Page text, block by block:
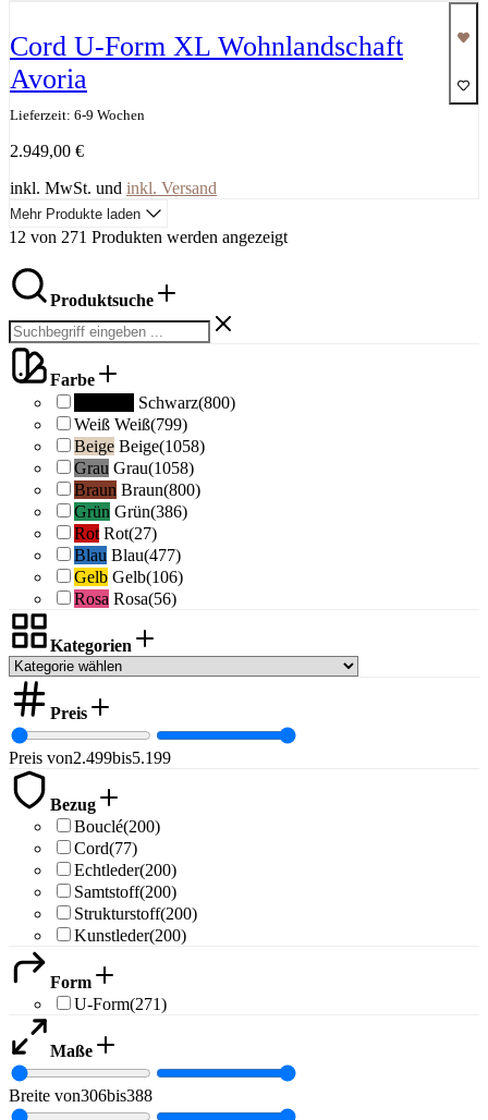
Cord U-Form XL Wohnlandschaft
Avoria
Lieferzeit: 6-9 Wochen
2.949,00 €
inkl. MwSt. und inkl. Versand
Mehr Produkte laden
12 von 271 Produkten werden angezeigt
Produktsuche
Farbe
Schwarz(800)
Weiß Weiß(799)
Beige Beige(1058)
Grau Grau(1058)
Braun Braun(800)
Grün Grün(386)
Rot Rot(27)
Blau Blau(477)
Gelb Gelb(106)
Rosa Rosa(56)
Kategorien
Preis
Preis von2.499bis5.199
Bezug
Bouclé(200)
Cord(77)
Echtleder(200)
Samtstoff(200)
Strukturstoff(200)
Kunstleder(200)
Form
U-Form(271)
Maße
Breite von306bis388